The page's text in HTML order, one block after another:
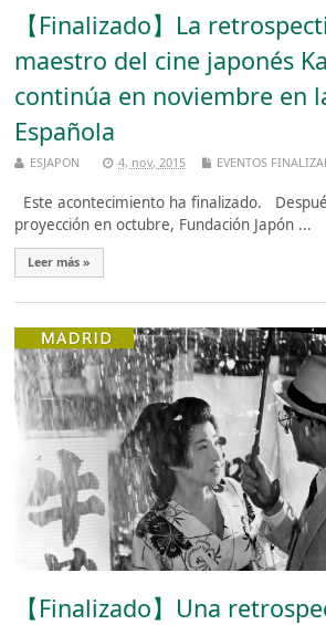
【Finalizado】La
maestro del cine japonés
continúa en noviembre en
Española
ESJAPON 4, nov, 2015 EVENTOS
Este acontecimiento ha finalizado.
proyección en octubre, Fundación Japón ...
Leer más »
【Finalizado】Una